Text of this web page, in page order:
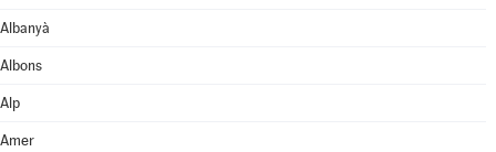
Albanyà
Albons
Alp
Amer